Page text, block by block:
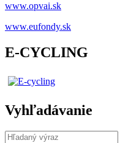
www.opvai.sk
www.eufondy.sk
E-CYCLING
Vyhľadávanie